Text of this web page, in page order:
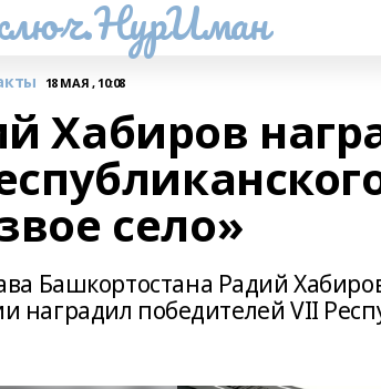
18 МАЯ , 10:08
Хабиров
село»
Башкортостана Радий
наградил победителей VII